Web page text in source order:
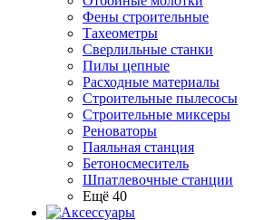
Фены строительные
Тахеометры
Сверлильные станки
Пилы цепные
Расходные материалы
Строительные пылесосы
Строительные миксеры
Реноваторы
Паяльная станция
Бетоносмеситель
Шпатлевочные станции
Ещё 40